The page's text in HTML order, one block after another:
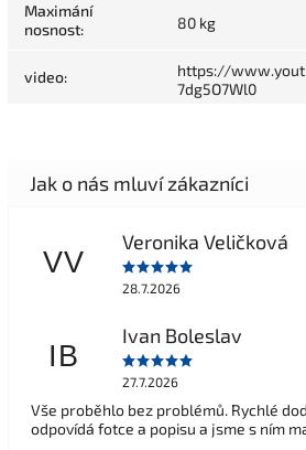
Maximání
nosnost: 80 kg
video:
https://
7dg5O7Wl0
VV
Veronika Veličková
28.7.2026
IB
Ivan Boleslav
27.7.2026
Vše proběhlo bez problémů. Rychlé
odpovídá fotce a popisu a jsme s ním